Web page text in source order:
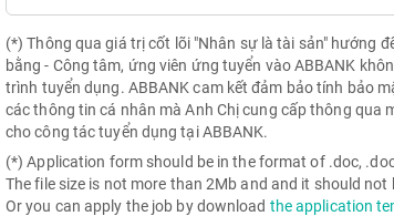
(*) Thông qua giá trị cốt lõi "Nhân sự là tài sản" hướng
bằng - Công tâm, ứng viên ứng tuyển vào ABBANK
trình tuyển dụng. ABBANK cam kết đảm bảo tính bảo
các thông tin cá nhân mà Anh Chị cung cấp thông qua
cho công tác tuyển dụng tại ABBANK.
(*) Application form should be in the format of .doc,
The file size is not more than 2Mb and and it should
Or you can apply the job by download the application